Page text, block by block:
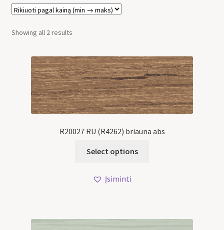
Showing all 2 results
R20027 RU (R4262) briauna abs
Select options
Įsiminti